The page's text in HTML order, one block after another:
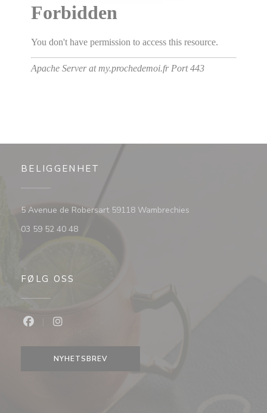
BELIGGENHET
5 Avenue de Robersart 59118 Wambrechies
03 59 52 40 48
FØLG OSS
NYHETSBREV